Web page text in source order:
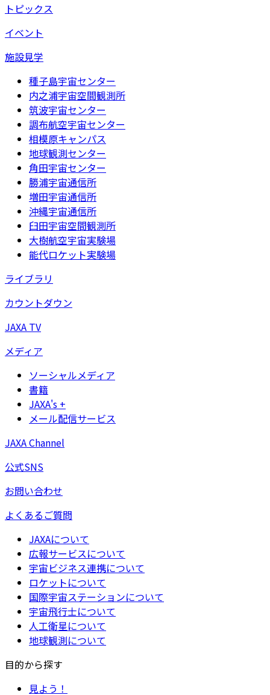
トピックス
イベント
施設見学
種子島宇宙センター
内之浦宇宙空間観測所
筑波宇宙センター
調布航空宇宙センター
相模原キャンパス
地球観測センター
角田宇宙センター
勝浦宇宙通信所
増田宇宙通信所
沖縄宇宙通信所
臼田宇宙空間観測所
大樹航空宇宙実験場
能代ロケット実験場
ライブラリ
カウントダウン
JAXA TV
メディア
ソーシャルメディア
書籍
JAXA's +
メール配信サービス
JAXA Channel
公式SNS
お問い合わせ
よくあるご質問
JAXAについて
広報サービスについて
宇宙ビジネス連携について
ロケットについて
国際宇宙ステーションについて
宇宙飛行士について
人工衛星について
地球観測について
目的から探す
見よう！